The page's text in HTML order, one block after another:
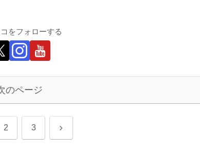
をフォローする
のページ
2 3 次